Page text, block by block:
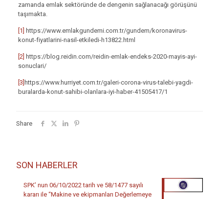
zamanda emlak sektöründe de dengenin sağlanacağı görüşünü
taşımakta.
[1]
https://www.emlakgundemi.com.tr/gundem/koronavirus-
konut-fiyatlarini-nasil-etkiledi-h13822.html
[2] https://blog.reidin.com/reidin-emlak-endeks-2020-mayis-ayi-
sonuclari/
[3] https://www.hurriyet.com.tr/galeri-corona-virus-talebi-yagdi-
buralarda-konut-sahibi-olanlara-iyi-haber-41505417/1
Share
SON HABERLER
SPK’ nun 06/10/2022 tarih ve 58/1477 sayılı
kararı ile “Makine ve ekipmanları Değerlemeye